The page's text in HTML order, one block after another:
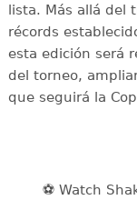
lista. Más allá del
récords
esta edición será
del torneo,
que seguirá la
⚽️️ Watch